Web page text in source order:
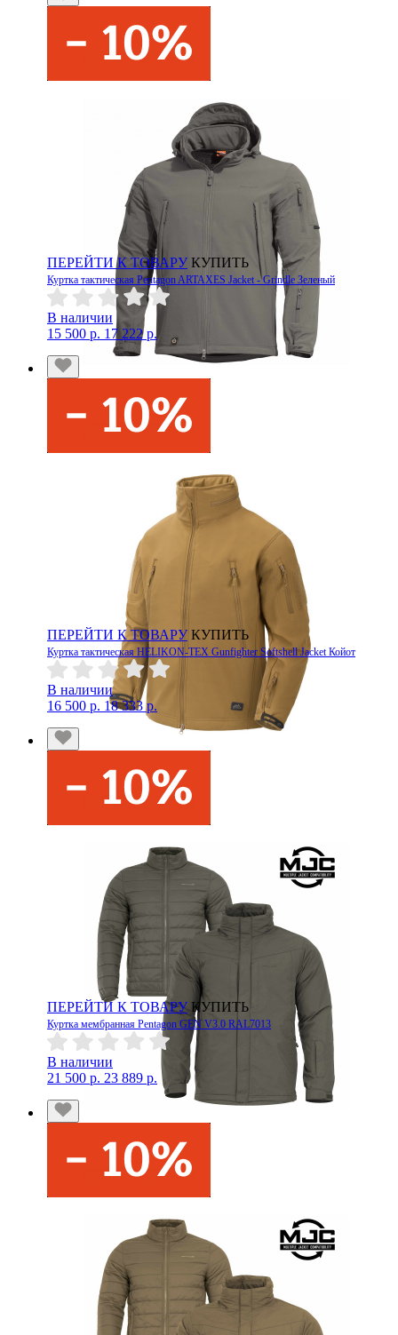
ПЕРЕЙТИ К ТОВАРУ КУПИТЬ
Куртка тактическая Pentagon ARTAXES Jacket - Grindle Зеленый
В наличии
15 500 р. 17 222 р.
ПЕРЕЙТИ К ТОВАРУ КУПИТЬ
Куртка тактическая HELIKON-TEX Gunfighter Softshell Jacket Койот
В наличии
16 500 р. 18 333 р.
ПЕРЕЙТИ К ТОВАРУ КУПИТЬ
Куртка мембранная Pentagon GEN V3.0 RAL7013
В наличии
21 500 р. 23 889 р.